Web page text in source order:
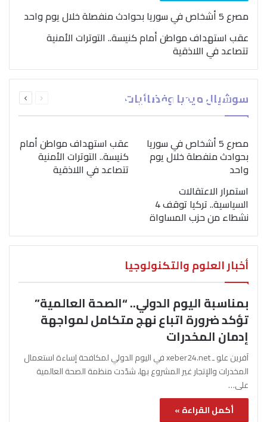
مصرع 5 أشخاص في سوريا بحوادث منفصلة خلال يوم واحد
عقب استهداف مواطن أمام كنيسة.. التوترات الأمنية
تتصاعد في اللاذقية
سوشيال ميديا وفضائيات الصفحةالصفحة
بمناسبة اليوم الدولي..
“الصحة العالمية” تؤكد
ضرورة اتباع نهج متكامل
لمواجهة إدمان المخدرات
مصرع 5 أشخاص في سوريا
بحوادث منفصلة خلال يوم
واحد
عقب استهداف مواطن أمام
كنيسة.. التوترات الأمنية
تتصاعد في اللاذقية
استمرار الاعتقالات
السياسية.. تركيا توقف 4
نشطاء من حزب المساواة
أخبار العلوم والتكنولوجيا
بمناسبة اليوم الدولي.. “الصحة العالمية”
تؤكد ضرورة اتباع نهج متكامل لمواجهة
إدمان المخدرات
آفرين علو ـ xeber24.net في اليوم الدولي لمكافحة إساءة استعمال
المخدرات والإتجار غير المشروع بها، شدّدت منظمة الصحة العالمية
على…
أكمل القراءة »